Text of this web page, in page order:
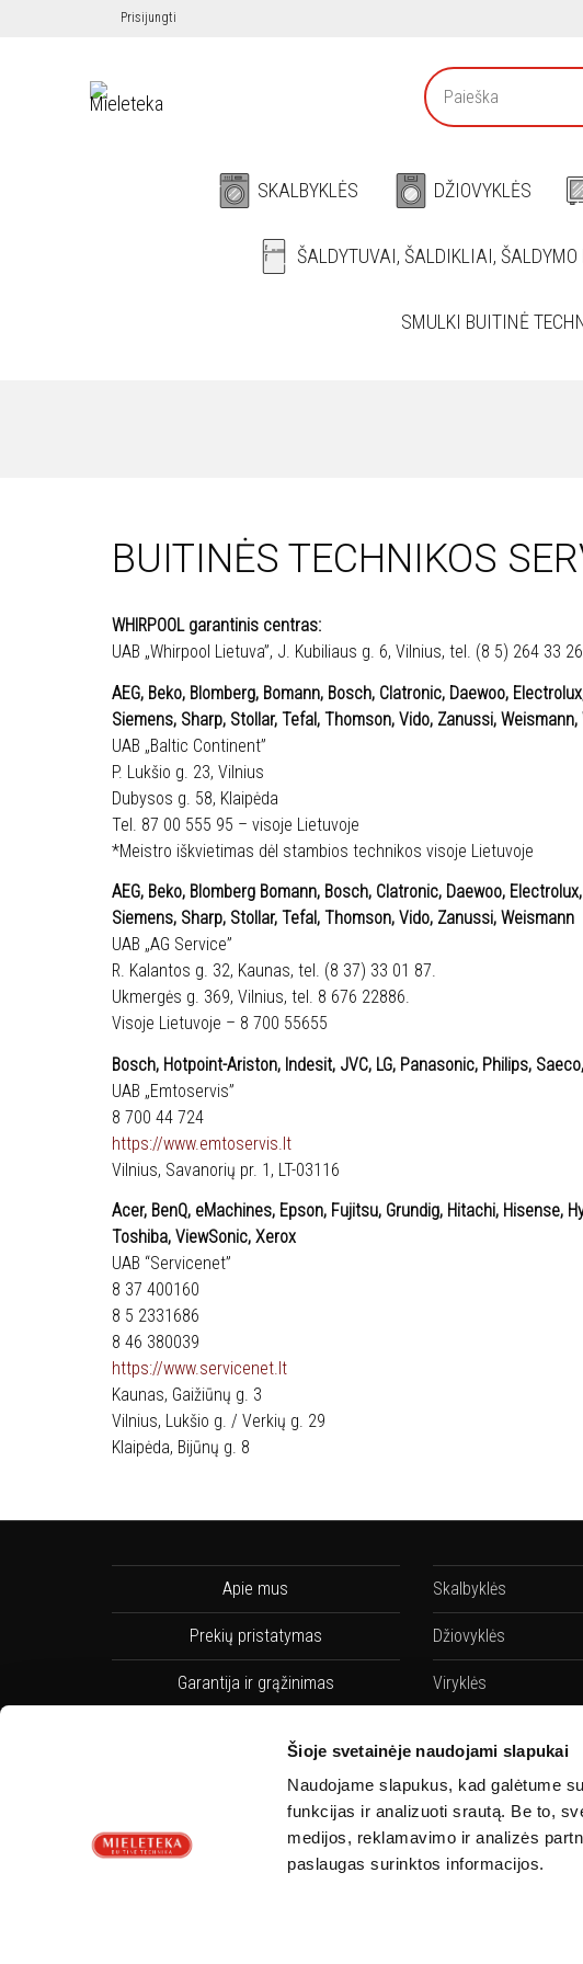
Šioje svetainėje naudojami slapukai
Naudojame slapukus, kad galėtume
funkcijas ir analizuoti srautą. Be to,
medijos, reklamavimo ir analizės
paslaugas surinktos informacijos.
Prisijungti
SKALBYKLĖS DŽIOVYKLĖS
ŠALDYTUVAI, ŠALDIKLIAI, ŠALDYMO
SMULKI BUITINĖ
BUITINĖS TECHNIKOS
WHIRPOOL garantinis centras:
UAB „Whirpool Lietuva”, J. Kubiliaus g. 6, Vilnius, tel. (8 5) 264 33
AEG, Beko, Blomberg, Bomann, Bosch, Clatronic, Daewoo,
Siemens, Sharp, Stollar, Tefal, Thomson, Vido, Zanussi, Weismann,
UAB „Baltic Continent”
P. Lukšio g. 23, Vilnius
Dubysos g. 58, Klaipėda
Tel. 87 00 555 95 – visoje Lietuvoje
*Meistro iškvietimas dėl stambios technikos visoje Lietuvoje
AEG, Beko, Blomberg Bomann, Bosch, Clatronic, Daewoo,
Siemens, Sharp, Stollar, Tefal, Thomson, Vido, Zanussi, Weismann
UAB „AG Service”
R. Kalantos g. 32, Kaunas, tel. (8 37) 33 01 87.
Ukmergės g. 369, Vilnius, tel. 8 676 22886.
Visoje Lietuvoje – 8 700 55655
Bosch, Hotpoint-Ariston, Indesit, JVC, LG, Panasonic, Philips,
UAB „Emtoservis”
8 700 44 724
https://www.emtoservis.lt
Vilnius, Savanorių pr. 1, LT-03116
Acer, BenQ, eMachines, Epson, Fujitsu, Grundig, Hitachi, Hisense,
Toshiba, ViewSonic, Xerox
UAB “Servicenet”
8 37 400160
8 5 2331686
8 46 380039
https://www.servicenet.lt
Kaunas, Gaižiūnų g. 3
Vilnius, Lukšio g. / Verkių g. 29
Klaipėda, Bijūnų g. 8
Apie mus
Prekių pristatymas
Garantija ir grąžinimas
Privatumo Politika
Kontaktai
Skalbyklės
Džiovyklės
Viryklės
Indaplovių priedai
Orkaitės
Orkaičių priedai